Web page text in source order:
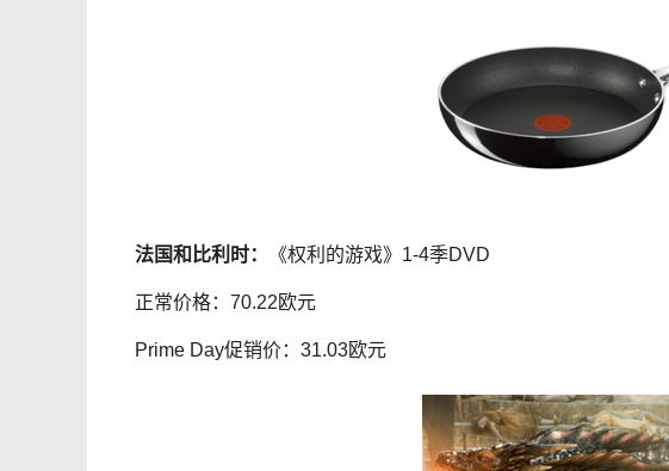
法国和比利时： 《权利的游戏》1-4季DVD
正常价格：70.22欧元
Prime Day促销价：31.03欧元